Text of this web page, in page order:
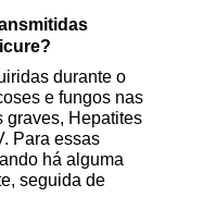
durante o
e fungos nas
graves, Hepatites
Para essas
há alguma
seguida de